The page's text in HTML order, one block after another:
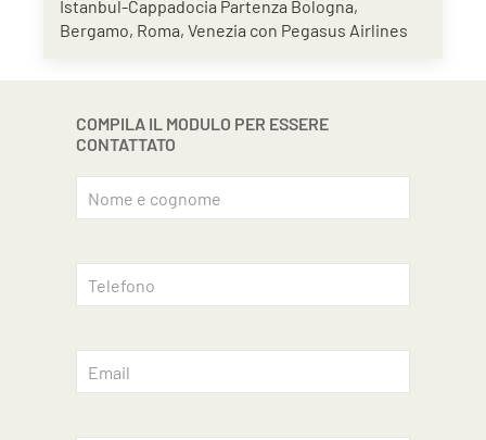
Istanbul-Cappadocia Partenza Bologna,
Bergamo, Roma, Venezia con Pegasus Airlines
COMPILA IL MODULO PER ESSERE
CONTATTATO